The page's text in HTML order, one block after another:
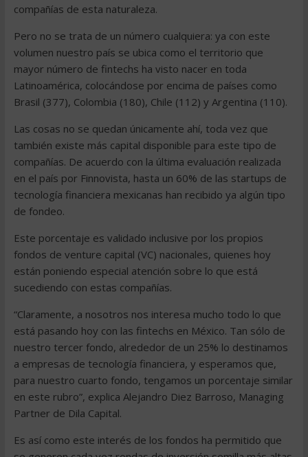
compañías de esta naturaleza.
Pero no se trata de un número cualquiera: ya con este
volumen nuestro país se ubica como el territorio que
mayor número de fintechs ha visto nacer en toda
Latinoamérica, colocándose por encima de países como
Brasil (377), Colombia (180), Chile (112) y Argentina (110).
Las cosas no se quedan únicamente ahí, toda vez que
también existe más capital disponible para este tipo de
compañías. De acuerdo con la última evaluación realizada
en el país por Finnovista, hasta un 60% de las startups de
tecnología financiera mexicanas han recibido ya algún tipo
de fondeo.
Este porcentaje es validado inclusive por los propios
fondos de venture capital (VC) nacionales, quienes hoy
están poniendo especial atención sobre lo que está
sucediendo con estas compañías.
“Claramente, a nosotros nos interesa mucho todo lo que
está pasando hoy con las fintechs en México. Tan sólo de
nuestro tercer fondo, alrededor de un 25% lo destinamos
a empresas de tecnología financiera, y esperamos que,
para nuestro cuarto fondo, tengamos un porcentaje similar
en este rubro”, explica Alejandro Diez Barroso, Managing
Partner de Dila Capital.
Es así como este interés de los fondos ha permitido que